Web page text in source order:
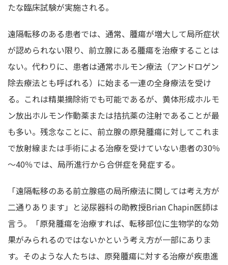
たな臨床試験が実施される。
遠隔転移のある患者では、通常、腫瘍が増大して局所症状
が認められない限り、前立腺にある腫瘍を治療することは
ない。代わりに、患者は通常ホルモン療法（アンドロゲン
除去療法とも呼ばれる）に始まる一連の全身療法を受け
る。これは精巣摘除術でも可能であるが、黄体形成ホルモ
ン放出ホルモン作動薬または拮抗薬の注射であることが最
も多い。残念なことに、前立腺の原発腫瘍に対してこれま
で放射線または手術による治療を受けていない患者の30％
～40％では、局所進行から合併症を発症する。
「遠隔転移のある前立腺癌の局所療法に関しては考え方が
二通りあります」と泌尿器科の助教授Brian Chapin医師は
言う。「原発腫瘍を治療すれば、転移部位に生物学的な効
果がみられるのではないかという考え方が一部にありま
す。そのような人たちは、原発腫瘍に対する治療が疾患進